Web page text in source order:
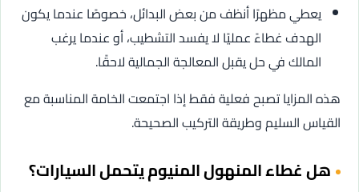
يعطي مظهرًا أنظف من بعض البدائل، خصوصًا عندما يكون
الهدف غطاءً عمليًا لا يفسد التشطيب، أو عندما يرغب
المالك في حل يقبل المعالجة الجمالية لاحقًا.
هذه المزايا تصبح فعلية فقط إذا اجتمعت الخامة المناسبة مع
القياس السليم وطريقة التركيب الصحيحة.
هل غطاء المنهول المنيوم يتحمل السيارات؟